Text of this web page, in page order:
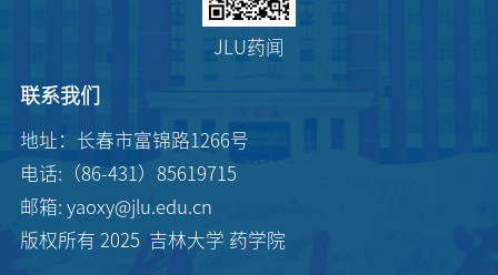
JLU药闻
联系我们
地址：长春市富锦路1266号
电话:（86-431）85619715
邮箱: yaoxy@jlu.edu.cn
版权所有 2025 吉林大学 药学院